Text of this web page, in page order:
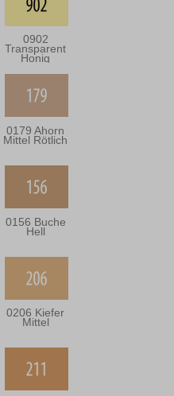
0902
Transparent
Honig
0179 Ahorn
Mittel Rötlich
0156 Buche
Hell
0206 Kiefer
Mittel